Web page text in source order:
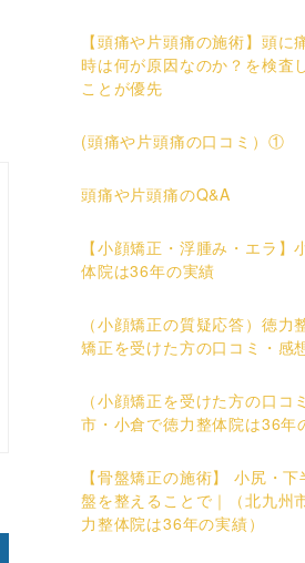
【頭痛や片頭痛の施術】頭に
時は何が原因なのか？を検査
ことが優先
(頭痛や片頭痛の口コミ）①
頭痛や片頭痛のQ&A
【小顔矯正・浮腫み・エラ】
体院は36年の実績
（小顔矯正の質疑応答）徳力
矯正を受けた方の口コミ・感
（小顔矯正を受けた方の口コ
市・小倉で徳力整体院は36年
【骨盤矯正の施術】 小尻・
盤を整えることで｜（北九州
力整体院は36年の実績）